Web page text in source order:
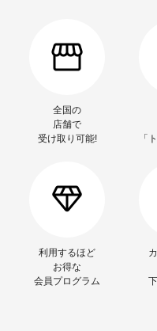
全国の
店舗で
受け取り可能!
「
利用するほど
お得な
会員プログラム